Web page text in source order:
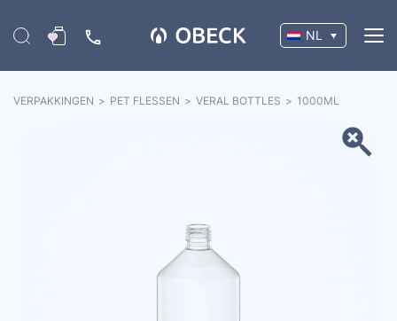
NL
VERPAKKINGEN > PET FLESSEN > VERAL BOTTLES > 1000ML